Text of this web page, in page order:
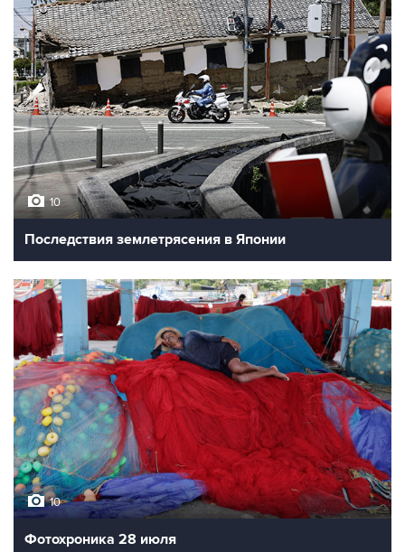
10
Последствия землетрясения в Японии
10
Фотохроника 28 июля